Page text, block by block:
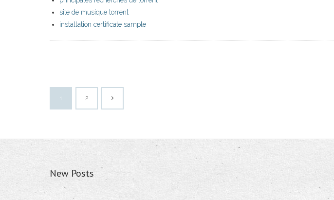
site de musique torrent
installation certificate sample
1 2
New Posts